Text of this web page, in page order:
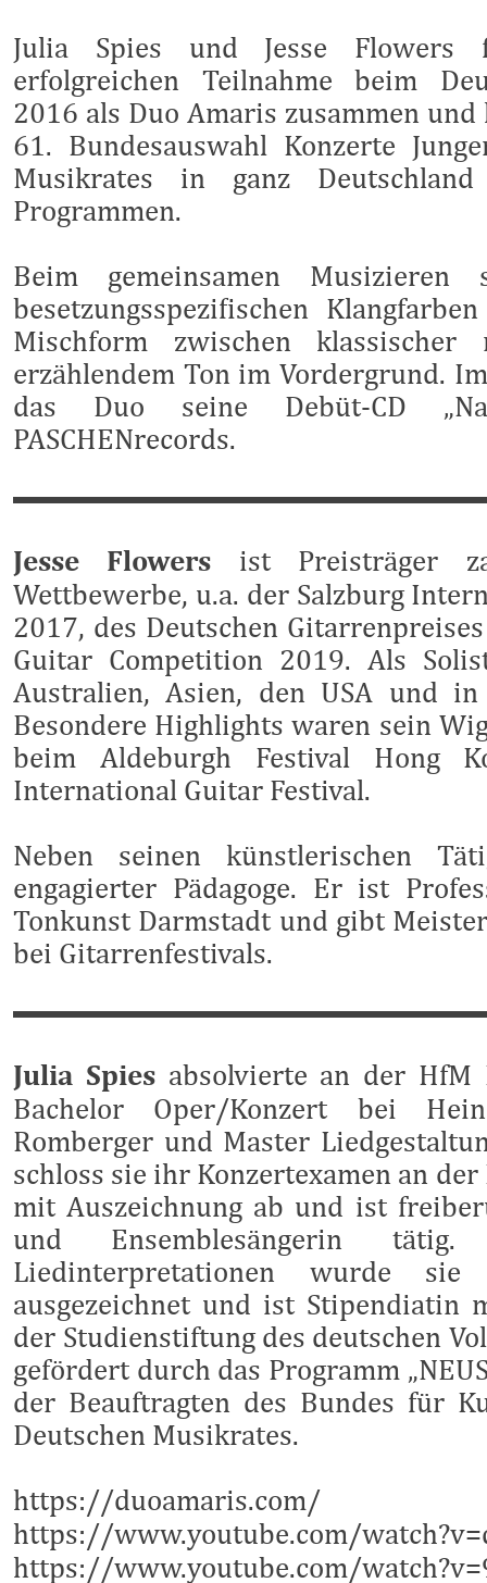
Julia Spies und Jesse Flowers
erfolgreichen Teilnahme beim
2016 als Duo Amaris zusammen
61. Bundesauswahl Konzerte
Musikrates in ganz
Programmen.
Beim gemeinsamen
besetzungsspezifischen
Mischform zwischen
erzählendem Ton im Vordergrund.
das Duo seine Debüt-CD
PASCHENrecords.
Jesse Flowers ist Preisträger
Wettbewerbe, u.a. der Salzburg
2017, des Deutschen
Guitar Competition 2019. Als
Australien, Asien, den USA und in
Besondere Highlights waren sein
beim Aldeburgh Festival Hong
International Guitar Festival.
Neben seinen künstlerischen
engagierter Pädagoge. Er ist
Tonkunst Darmstadt und gibt
bei Gitarrenfestivals.
Julia Spiesabsolvierte an der HfM
Bachelor Oper/Konzert bei
Romberger und Master
schloss sie ihr Konzertexamen an
mit Auszeichnung ab und ist
und Ensemblesängerin
Liedinterpretationen wurde
ausgezeichnet und ist Stipendiatin
der Studienstiftung des deutschen
gefördert durch das Programm
der Beauftragten des Bundes für
Deutschen Musikrates.
https://duoamaris.com/
https://www.youtube.com/
https://www.youtube.com/